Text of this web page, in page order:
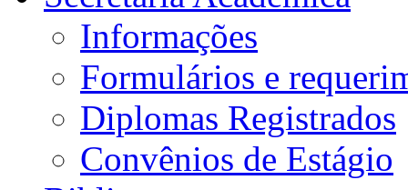
Informações
Formulários e
Diplomas Registrados
Convênios de Estágio